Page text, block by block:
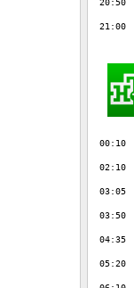
20:50
21:00
00:10
02:10
03:05
03:50
04:35
05:20